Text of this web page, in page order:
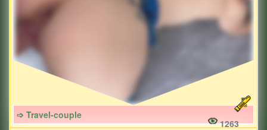
➩ Travel-couple
1263